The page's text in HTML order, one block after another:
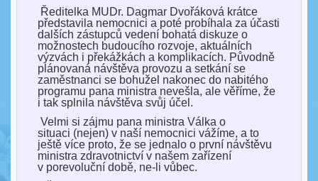
Ředitelka MUDr. Dagmar Dvořáková krátce
představila nemocnici a poté probíhala za účasti
dalších zástupců vedení bohatá diskuze o
možnostech budoucího rozvoje, aktuálních
výzvách i překážkách a komplikacích. Původně
plánovaná návštěva provozu a setkání se
zaměstnanci se bohužel nakonec do nabitého
programu pana ministra nevešla, ale věříme, že
i tak splnila návštěva svůj účel.
Velmi si zájmu pana ministra Válka o
situaci (nejen) v naší nemocnici vážíme, a to
ještě více proto, že se jednalo o první návštěvu
ministra zdravotnictví v našem zařízení
v porevoluční době, ne-li vůbec.